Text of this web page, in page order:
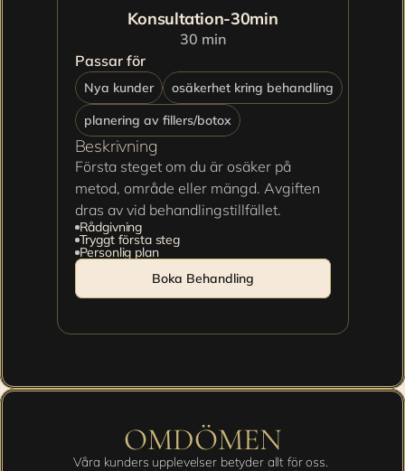
Konsultation-30min
30 min
Passar för
Nya kunder
osäkerhet kring behandling
planering av fillers/botox
Beskrivning
Första steget om du är osäker på
metod, område eller mängd. Avgiften
dras av vid behandlingstillfället.
Rådgivning
Tryggt första steg
Personlig plan
Boka Behandling
OMDÖMEN
Våra kunders upplevelser betyder allt för oss.